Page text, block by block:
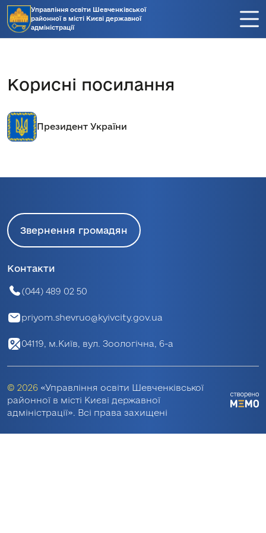
Управління освіти Шевченківської
районної в місті Києві державної
адміністрації
Корисні посилання
Президент України
Звернення громадян
Контакти
(044) 489 02 50
priyom.shevruo@kyivcity.gov.ua
04119, м.Київ, вул. Зоологічна, 6-а
© 2026 «Управління освіти Шевченківської
районної в місті Києві державної
адміністрації». Всі права захищені